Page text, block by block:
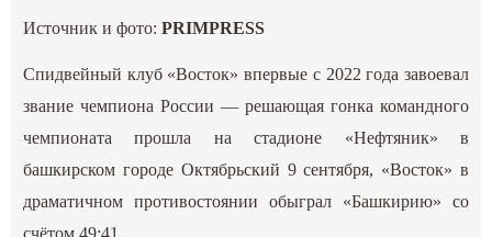
Источник и фото:PRIMPRESS
Спидвейный клуб «Восток» впервые с 2022 года завоевал
звание чемпиона России — решающая гонка командного
чемпионата прошла на стадионе «Нефтяник» в
башкирском городе Октябрьский 9 сентября, «Восток» в
драматичном противостоянии обыграл «Башкирию» со